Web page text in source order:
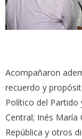
Acompañaron
recuerdo y
Político del Partido
Central; Inés María
República y otros